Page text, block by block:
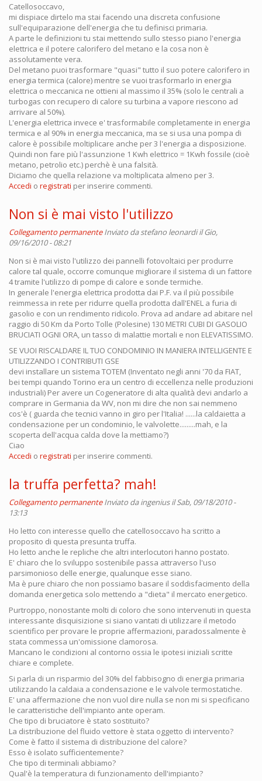
Catellosoccavo,
mi dispiace dirtelo ma stai facendo una discreta confusione
sull'equiparazione dell'energia che tu definisci primaria.
A parte le definizioni tu stai mettendo sullo stesso piano l'energia
elettrica e il potere calorifero del metano e la cosa non è
assolutamente vera.
Del metano puoi trasformare "quasi" tutto il suo potere calorifero in
energia termica (calore) mentre se vuoi trasformarlo in energia
elettrica o meccanica ne ottieni al massimo il 35% (solo le centrali a
turbogas con recupero di calore su turbina a vapore riescono ad
arrivare al 50%).
L'energia elettrica invece e' trasformabile completamente in energia
termica e al 90% in energia meccanica, ma se si usa una pompa di
calore è possibile moltiplicare anche per 3 l'energia a disposizione.
Quindi non fare più l'assunzione 1 Kwh elettrico = 1Kwh fossile (cioè
metano, petrolio etc.) perchè è una falsità.
Diciamo che quella relazione va moltiplicata almeno per 3.
Accedi o registrati per inserire commenti.
Non si è mai visto l'utilizzo
Collegamento permanente Inviato da stefano leonardiil Gio,
09/16/2010 - 08:21
Non si è mai visto l'utilizzo dei pannelli fotovoltaici per produrre
calore tal quale, occorre comunque migliorare il sistema di un fattore
4 tramite l'utilizzo di pompe di calore e sonde termiche.
In generale l'energia elettrica prodotta dai P.F. va il più possibile
reimmessa in rete per ridurre quella prodotta dall'ENEL a furia di
gasolio e con un rendimento ridicolo. Prova ad andare ad abitare nel
raggio di 50 Km da Porto Tolle (Polesine) 130 METRI CUBI DI GASOLIO
BRUCIATI OGNI ORA, un tasso di malattie mortali e non ELEVATISSIMO.
SE VUOI RISCALDARE IL TUO CONDOMINIO IN MANIERA INTELLIGENTE E
UTILIZZANDO I CONTRIBUTI GSE
devi installare un sistema TOTEM (Inventato negli anni '70 da FIAT,
bei tempi quando Torino era un centro di eccellenza nelle produzioni
industriali) Per avere un Cogeneratore di alta qualità devi andarlo a
comprare in Germania da WV, non mi dire che non sai nemmeno
cos'è ( guarda che tecnici vanno in giro per l'Italia! ......la caldaietta a
condensazione per un condominio, le valvolette.........mah, e la
scoperta dell'acqua calda dove la mettiamo?)
Ciao
Accedi o registrati per inserire commenti.
la truffa perfetta? mah!
Collegamento permanente Inviato daingeniusil Sab, 09/18/2010 -
13:13
Ho letto con interesse quello che catellosoccavo ha scritto a
proposito di questa presunta truffa.
Ho letto anche le repliche che altri interlocutori hanno postato.
E' chiaro che lo sviluppo sostenibile passa attraverso l'uso
parsimonioso delle energie, qualunque esse siano.
Ma è pure chiaro che non possiamo basare il soddisfacimento della
domanda energetica solo mettendo a "dieta" il mercato energetico.
Purtroppo, nonostante molti di coloro che sono intervenuti in questa
interessante disquisizione si siano vantati di utilizzare il metodo
scientifico per provare le proprie affermazioni, paradossalmente è
stata commessa un'omissione clamorosa.
Mancano le condizioni al contorno ossia le ipotesi iniziali scritte
chiare e complete.
Si parla di un risparmio del 30% del fabbisogno di energia primaria
utilizzando la caldaia a condensazione e le valvole termostatiche.
E' una affermazione che non vuol dire nulla se non mi si specificano
le caratteristiche dell'impianto ante operam.
Che tipo di bruciatore è stato sostituito?
La distribuzione del fluido vettore è stata oggetto di intervento?
Come è fatto il sistema di distribuzione del calore?
Esso è isolato sufficientemente?
Che tipo di terminali abbiamo?
Qual'è la temperatura di funzionamento dell'impianto?